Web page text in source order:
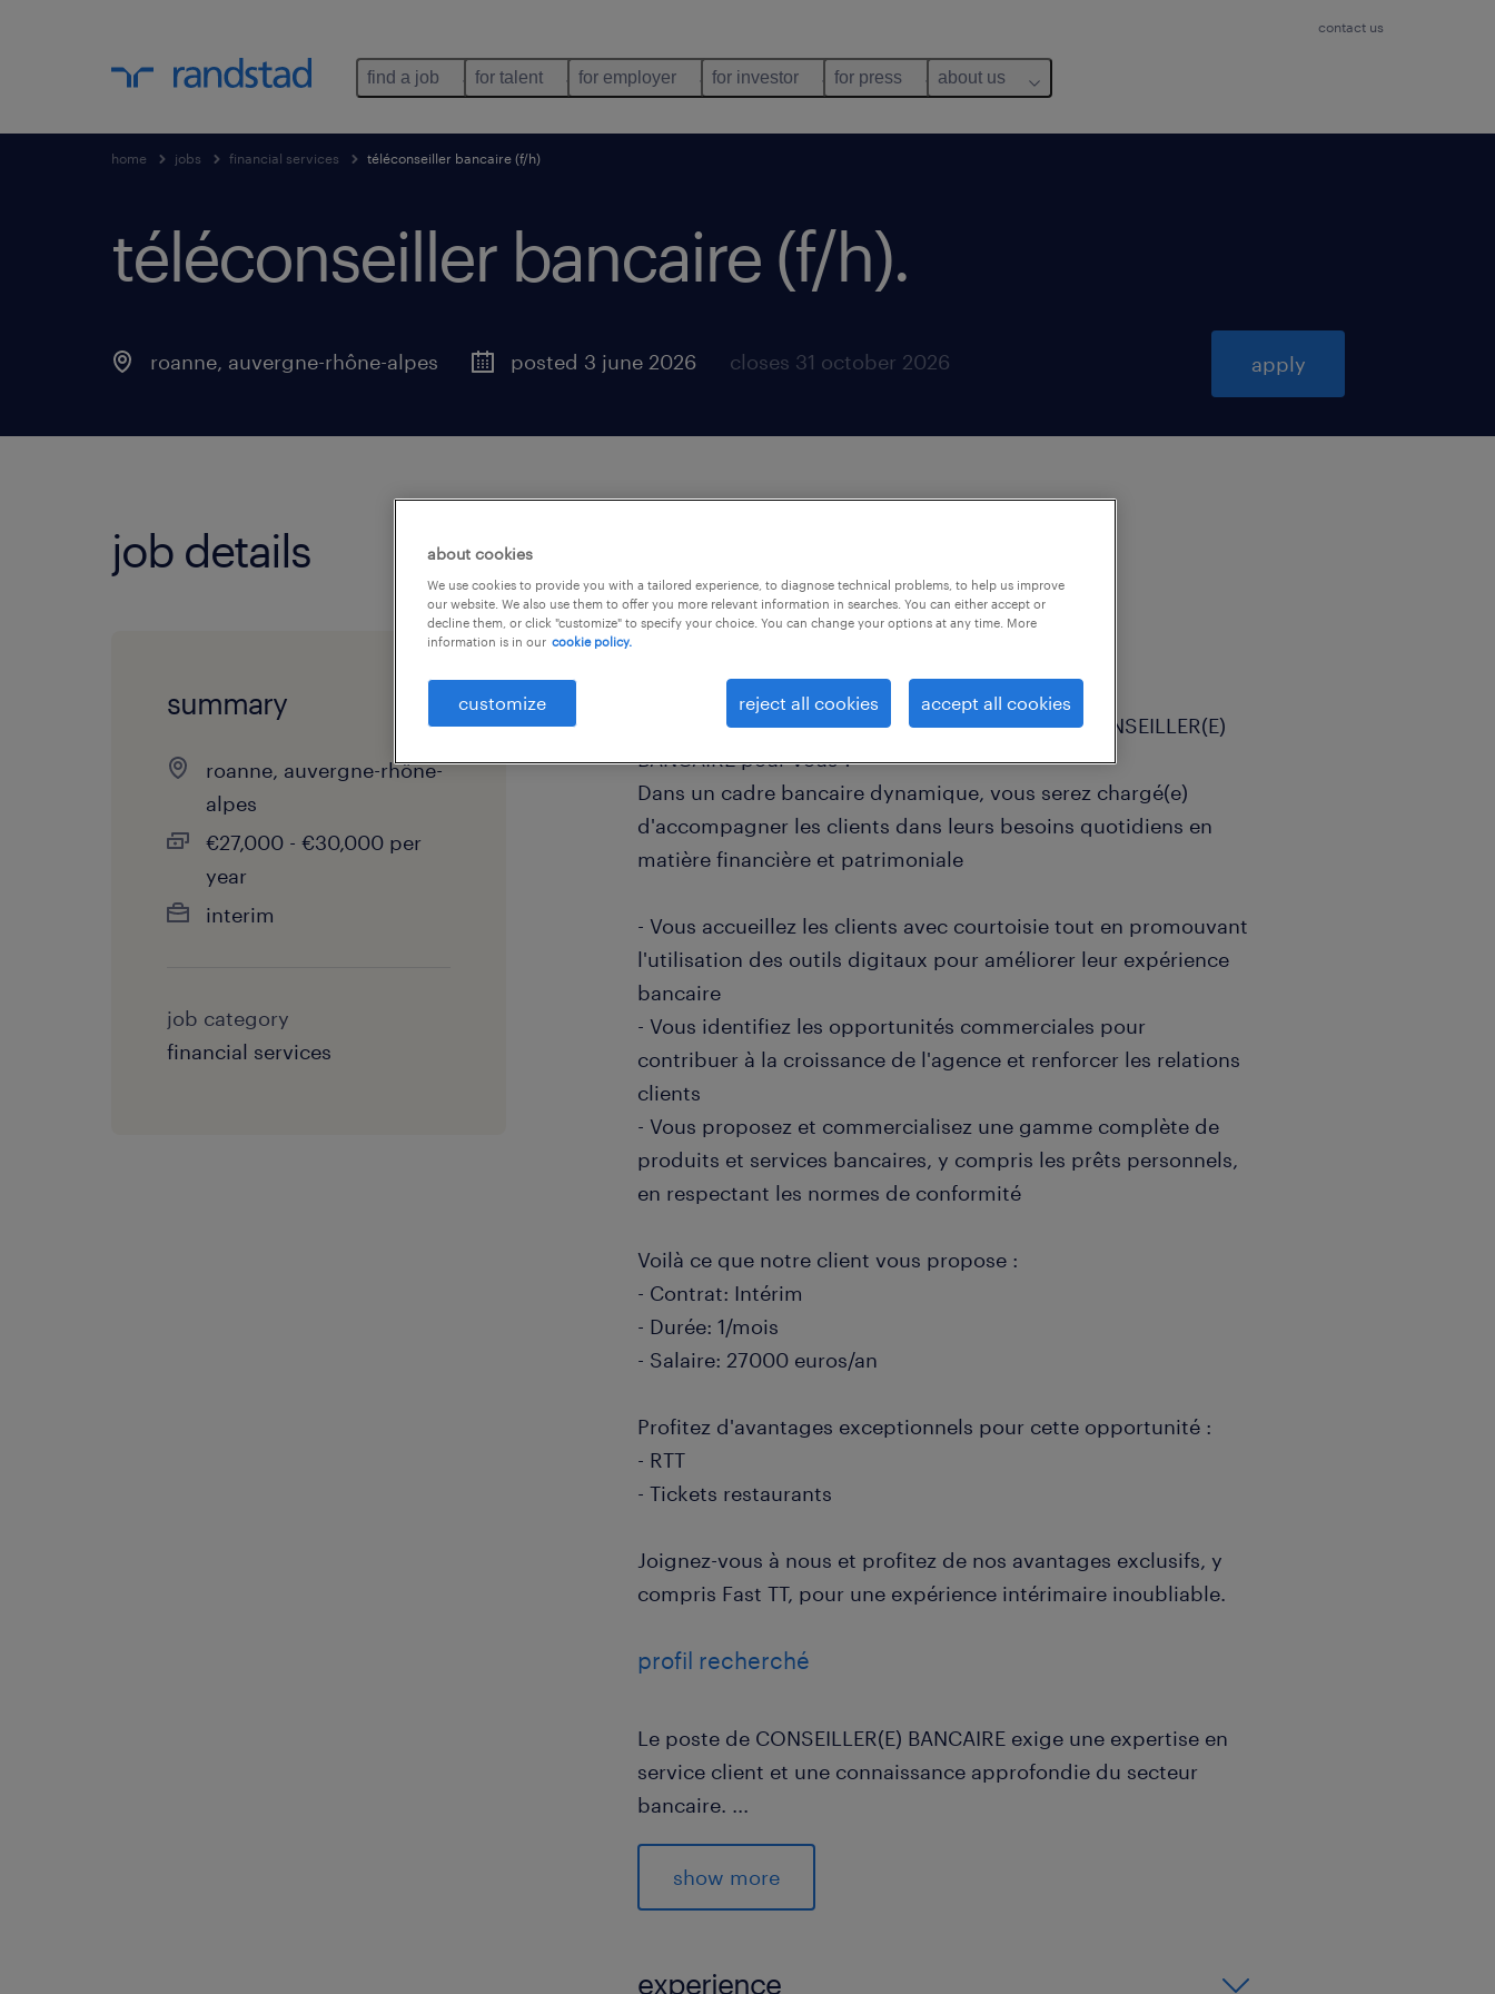
contact us
find a job for talent for employer for investor for press about us
home jobs financial services téléconseiller bancaire (f/h)
téléconseiller bancaire (f/h).
roanne, auvergne-rhône-alpes posted 3 june 2026 closes 31 october 2026 apply
job details
summary
roanne, auvergne-rhône-
alpes
€27,000 - €30,000 per
year
interim
job category
financial services
Quel défi enthousiasmant réserve le poste de CONSEILLER(E)
BANCAIRE pour vous ?
Dans un cadre bancaire dynamique, vous serez chargé(e)
d'accompagner les clients dans leurs besoins quotidiens en
matière financière et patrimoniale
- Vous accueillez les clients avec courtoisie tout en promouvant
l'utilisation des outils digitaux pour améliorer leur expérience
bancaire
- Vous identifiez les opportunités commerciales pour
contribuer à la croissance de l'agence et renforcer les relations
clients
- Vous proposez et commercialisez une gamme complète de
produits et services bancaires, y compris les prêts personnels,
en respectant les normes de conformité
Voilà ce que notre client vous propose :
- Contrat: Intérim
- Durée: 1/mois
- Salaire: 27000 euros/an
Profitez d'avantages exceptionnels pour cette opportunité :
- RTT
- Tickets restaurants
Joignez-vous à nous et profitez de nos avantages exclusifs, y
compris Fast TT, pour une expérience intérimaire inoubliable.
profil recherché
Le poste de CONSEILLER(E) BANCAIRE exige une expertise en
service client et une connaissance approfondie du secteur
bancaire. ...
- Sens aigu du service à la clientèle, garantissant un accueil
chaleureux et un accompagnement personnalisé
commerciales tout en respectant les objectifs de croissance
show more
experience
about cookies
We use cookies to provide you with a tailored experience, to diagnose technical problems, to help us improve
our website. We also use them to offer you more relevant information in searches. You can either accept or
decline them, or click "customize" to specify your choice. You can change your options at any time. More
information is in our cookie policy.
customize reject all cookies accept all cookies